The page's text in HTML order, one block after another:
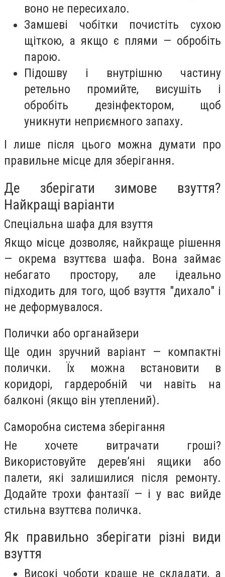
воно не пересихало.
Замшеві чобітки почистіть сухою
щіткою, а якщо є плями — обробіть
парою.
Підошву і внутрішню частину
ретельно промийте, висушіть і
обробіть дезінфектором, щоб
уникнути неприємного запаху.
І лише після цього можна думати про
правильне місце для зберігання.
Де зберігати зимове взуття?
Найкращі варіанти
Спеціальна шафа для взуття
Якщо місце дозволяє, найкраще рішення
— окрема взуттєва шафа. Вона займає
небагато простору, але ідеально
підходить для того, щоб взуття "дихало" і
не деформувалося.
Полички або органайзери
Ще один зручний варіант — компактні
полички. Їх можна встановити в
коридорі, гардеробній чи навіть на
балконі (якщо він утеплений).
Саморобна система зберігання
Не хочете витрачати гроші?
Використовуйте дерев’яні ящики або
палети, які залишилися після ремонту.
Додайте трохи фантазії — і у вас вийде
стильна взуттєва поличка.
Як правильно зберігати різні види
взуття
Високі чоботи краще не складати, а